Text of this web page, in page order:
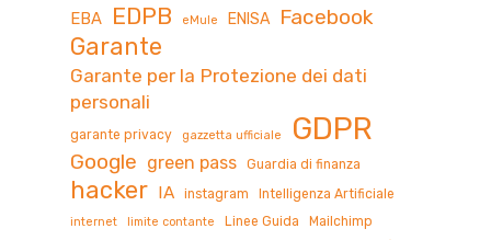
EBA EDPB eMule ENISA Facebook
Garante
Garante per la Protezione dei dati
personali
garante privacy gazzetta ufficiale GDPR
Google green pass Guardia di finanza
hacker IA instagram Intelligenza Artificiale
internet limite contante Linee Guida Mailchimp